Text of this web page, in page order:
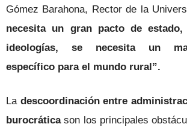
Gómez Barahona, Rector de la
necesita un gran pacto de
ideologías, se necesita un
específico para el mundo rural”.
La descoordinación entre
burocráticason los principales